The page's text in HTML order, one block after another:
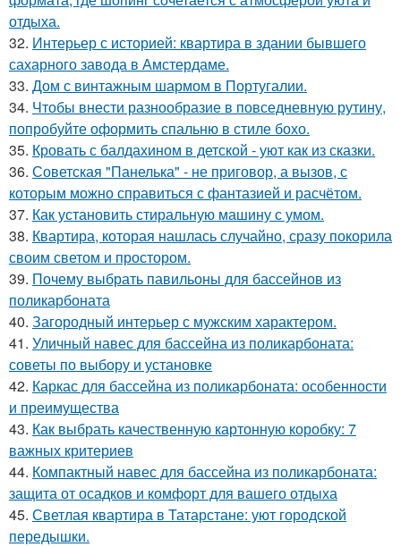
отдыха.
32. Интерьер с историей: квартира в здании бывшего
сахарного завода в Амстердаме.
33. Дом с винтажным шармом в Португалии.
34. Чтобы внести разнообразие в повседневную рутину,
попробуйте оформить спальню в стиле бохо.
35. Кровать с балдахином в детской - уют как из сказки.
36. Советская "Панелька" - не приговор, а вызов, с
которым можно справиться с фантазией и расчётом.
37. Как установить стиральную машину с умом.
38. Квартира, которая нашлась случайно, сразу покорила
своим светом и простором.
39. Почему выбрать павильоны для бассейнов из
поликарбоната
40. Загородный интерьер с мужским характером.
41. Уличный навес для бассейна из поликарбоната:
советы по выбору и установке
42. Каркас для бассейна из поликарбоната: особенности
и преимущества
43. Как выбрать качественную картонную коробку: 7
важных критериев
44. Компактный навес для бассейна из поликарбоната:
защита от осадков и комфорт для вашего отдыха
45. Светлая квартира в Татарстане: уют городской
передышки.